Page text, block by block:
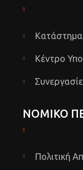
Κέντρο
ΝΟΜΙΚΟ
Πολιτική